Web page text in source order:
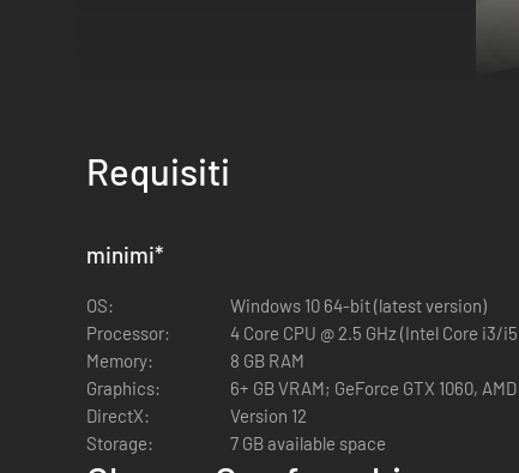
parole: i muri attraggono oggetti dello stesso colore.
non assassini (elenco non esaustivo).
Requisiti
minimi*
OS:
Windows 10 64-bit (latest version)
Processor:
4 Core CPU @ 2.5 GHz (Intel Core i3/
Memory:
8 GB RAM
Graphics:
6+ GB VRAM; GeForce GTX 1060,
DirectX:
Version 12
Storage:
7 GB available space